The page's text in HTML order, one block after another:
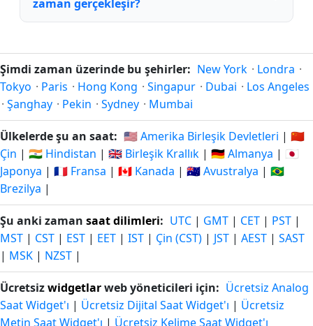
zaman gerçekleşir?
Şimdi zaman üzerinde bu şehirler: New York · Londra ·
Tokyo · Paris · Hong Kong · Singapur · Dubai · Los Angeles
· Şanghay · Pekin · Sydney · Mumbai
Ülkelerde şu an saat: 🇺🇸 Amerika Birleşik Devletleri | 🇨🇳
Çin | 🇮🇳 Hindistan | 🇬🇧 Birleşik Krallık | 🇩🇪 Almanya | 🇯🇵
Japonya | 🇫🇷 Fransa | 🇨🇦 Kanada | 🇦🇺 Avustralya | 🇧🇷
Brezilya |
Şu anki zaman saat dilimleri: UTC | GMT | CET | PST |
MST | CST | EST | EET | IST | Çin (CST) | JST | AEST | SAST
| MSK | NZST |
Ücretsizwidgetlarweb yöneticileri için: Ücretsiz Analog
Saat Widget'ı | Ücretsiz Dijital Saat Widget'ı | Ücretsiz
Metin Saat Widget'ı | Ücretsiz Kelime Saat Widget'ı